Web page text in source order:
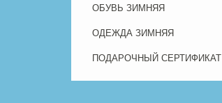
ОБУВЬ ЗИМНЯЯ
ОДЕЖДА ЗИМНЯЯ
ПОДАРОЧНЫЙ СЕРТИФИКАТ